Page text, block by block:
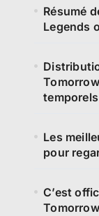
Résumé
Legends
temporels
Les
pour
C’est